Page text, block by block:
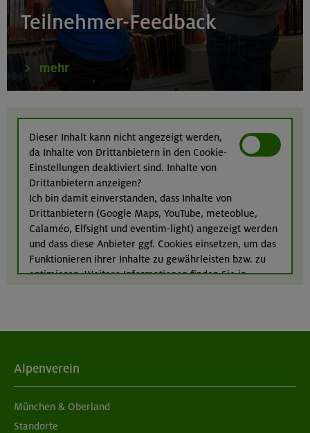
Birnhorn 2634 m, Hochzint 2246 m und Dürrkarhorn
2287 m
Leoganger Steinberge
Karwendel
24.-28.08.26
Kinderkletterkurs für Anfänger im Altmühltal
Südlicher Frankenjura
Teilnehmer-Feedback
mehr
Dieser Inhalt kann nicht angezeigt werden,
da Inhalte von Drittanbietern in den Cookie-
Einstellungen deaktiviert sind. Inhalte von
Drittanbietern anzeigen?
Ich bin damit einverstanden, dass Inhalte von
Drittanbietern (Google Maps, YouTube, meteoblue,
Calaméo, Elfsight und eventim-light) angezeigt werden
und dass diese Anbieter ggf. Cookies einsetzen, um das
Funktionieren ihrer Inhalte zu gewährleisten bzw. zu
optimieren. Weitere Informationen finden Sie in
Alpenverein
München & Oberland
Standorte